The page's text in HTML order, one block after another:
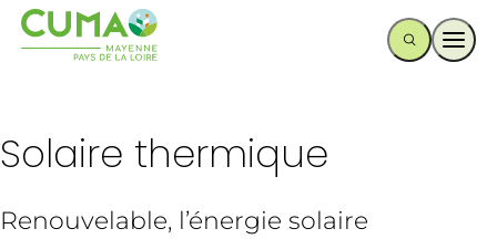
Solaire thermique
Renouvelable, l’énergie solaire